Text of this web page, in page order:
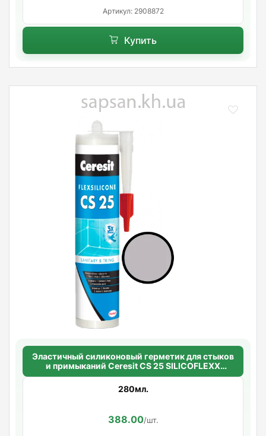
Артикул: 2908872
Купить
Эластичный силиконовый герметик для стыков
и примыканий Ceresit CS 25 SILICOFLEXX
(светло-серый)
280мл.
388.00/шт.